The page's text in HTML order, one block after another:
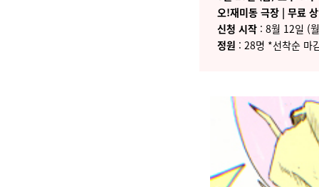
오!재미동 극장 | 무료
신청 시작 : 8월 12일 (
정원 : 28명 *선착순 마